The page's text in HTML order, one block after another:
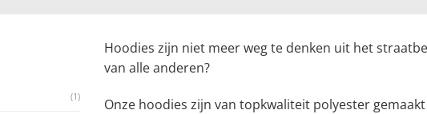
(1)
Hoodies zijn niet meer weg te denken uit het
van alle anderen?
Onze hoodies zijn van topkwaliteit polyester